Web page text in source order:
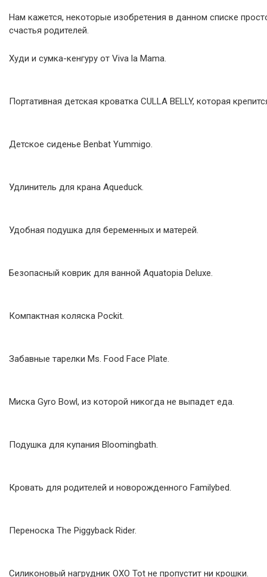
Нам кажется, некоторые изобретения в данном списке
счастья родителей.
Худи и сумка-кенгуру от Viva la Mama.
Портативная детская кроватка CULLA BELLY, которая
Детское сиденье Benbat Yummigo.
Удлинитель для крана Aqueduck.
Удобная подушка для беременных и матерей.
Безопасный коврик для ванной Aquatopia Deluxe.
Компактная коляска Pockit.
Забавные тарелки Ms. Food Face Plate.
Миска Gyro Bowl, из которой никогда не выпадет еда.
Подушка для купания Bloomingbath.
Кровать для родителей и новорожденного Familybed.
Переноска The Piggyback Rider.
Силиконовый нагрудник OXO Tot не пропустит ни крошки.